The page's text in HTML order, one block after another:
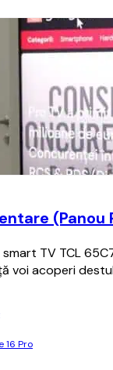
smart TV TCL
voi acoperi
16 Pro